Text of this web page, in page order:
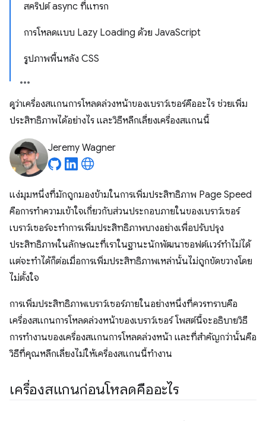
สคริปต์ async ที่แทรก
การโหลดแบบ Lazy Loading ด้วย JavaScript
รูปภาพพื้นหลัง CSS
ดูว่าเครื่องสแกนการโหลดล่วงหน้าของเบราว์เซอร์คืออะไร ช่วยเพิ่ม
ประสิทธิภาพได้อย่างไร และวิธีหลีกเลี่ยงเครื่องสแกนนี้
Jeremy Wagner
แง่มุมหนึ่งที่มักถูกมองข้ามในการเพิ่มประสิทธิภาพ Page Speed
คือการทำความเข้าใจเกี่ยวกับส่วนประกอบภายในของเบราว์เซอร์
เบราว์เซอร์จะทำการเพิ่มประสิทธิภาพบางอย่างเพื่อปรับปรุง
ประสิทธิภาพในลักษณะที่เราในฐานะนักพัฒนาซอฟต์แวร์ทำไม่ได้
แต่จะทำได้ก็ต่อเมื่อการเพิ่มประสิทธิภาพเหล่านั้นไม่ถูกขัดขวางโดย
ไม่ตั้งใจ
การเพิ่มประสิทธิภาพเบราว์เซอร์ภายในอย่างหนึ่งที่ควรทราบคือ
เครื่องสแกนการโหลดล่วงหน้าของเบราว์เซอร์ โพสต์นี้จะอธิบายวิธี
การทำงานของเครื่องสแกนการโหลดล่วงหน้า และที่สำคัญกว่านั้นคือ
วิธีที่คุณหลีกเลี่ยงไม่ให้เครื่องสแกนนี้ทำงาน
เครื่องสแกนก่อนโหลดคืออะไร